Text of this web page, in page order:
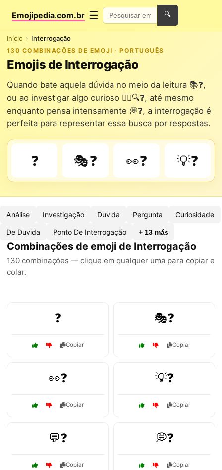
Emojipedia.com.br ☰ 🔍
Início Interrogação
130 COMBINAÇÕES DE EMOJI · PORTUGUÊS
Emojis de Interrogação
Quando bate aquela dúvida no meio da leitura 📚❓,
ou ao investigar algo curioso 🕵️‍♂️🔍❓, até mesmo
enquanto pensa intensamente 💭❓, a interrogação é
perfeita para representar essa busca por respostas.
❓ 🎭❓ 👀❓ 💡❓
Análise Investigação Duvida Pergunta Curiosidade
De Duvida Ponto De Interrogação + 13 más
Combinações de emoji de Interrogação
130 combinações — clique em qualquer uma para copiar e
colar.
❓
Copiar
🎭❓
Copiar
👀❓
Copiar
💡❓
Copiar
💬❓
Copiar
💭❓
Copiar